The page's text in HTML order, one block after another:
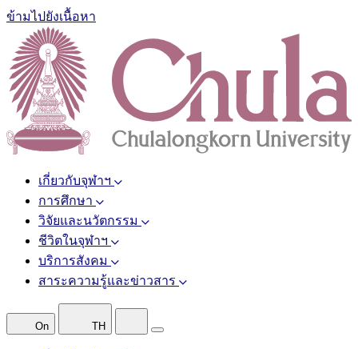
ข้ามไปยังเนื้อหา
เกี่ยวกับจุฬาฯ
การศึกษา
วิจัยและนวัตกรรม
ชีวิตในจุฬาฯ
บริการสังคม
สาระความรู้และข่าวสาร
On TH